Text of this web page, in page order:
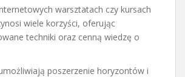
warsztatach czy kursach
wiele korzyści, oferując
techniki oraz cenną wiedzę o
poszerzenie horyzontów i